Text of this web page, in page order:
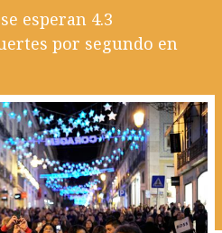
esperan 4.3
por segundo en